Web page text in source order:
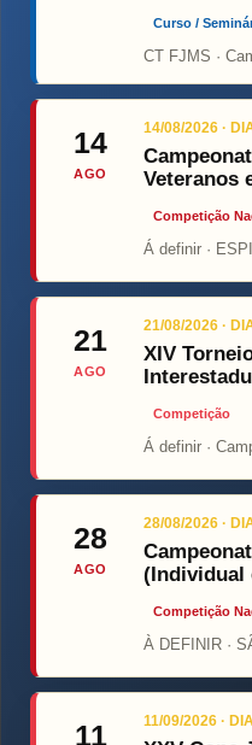
Curso /
CT FJMS ·
14
AGO
14/08/2026 ·
Veteranos
Competição
Á definir ·
21
AGO
21/08/2026 ·
XIV
Competição
Á definir ·
28
AGO
28/08/2026 ·
(Individual
Competição
À DEFINIR ·
11 11/09/2026 ·